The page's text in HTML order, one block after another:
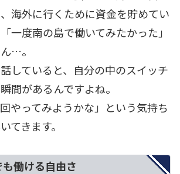
海外に行くために資金を貯めてい
一度南の島で働いてみたかった」
…。
していると、自分の中のスイッチ
間があるんですよね。
回やってみようかな」という気持ち
てきます。
働ける自由さ